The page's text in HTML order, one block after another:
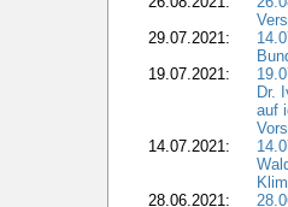
29.07.2021:
19.07.2021:
Dr.
auf
14.07.2021:
28.06.2021: